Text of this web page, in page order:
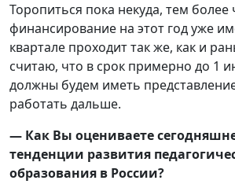
Торопиться пока некуда, тем более
финансирование на этот год уже
квартале проходит так же, как и
считаю, что в срок примерно до 1
должны будем иметь
работать дальше.
— Как Вы оцениваете
тенденции развития
образования в России?